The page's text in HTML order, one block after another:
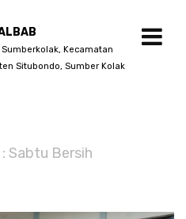
Kecamatan
Situbondo, Sumber Kolak
Sabtu Bersih